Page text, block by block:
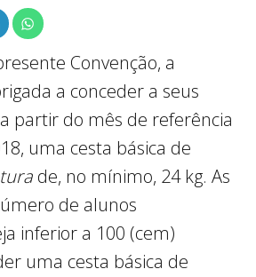
Convenção, a
a conceder a seus
a partir do mês de referência
uma cesta básica de
de, no mínimo, 24 kg. As
de alunos
inferior a 100 (cem)
uma cesta básica de